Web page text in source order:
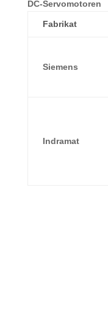
DC-Servomotoren
Fabrikat
Siemens
Indramat